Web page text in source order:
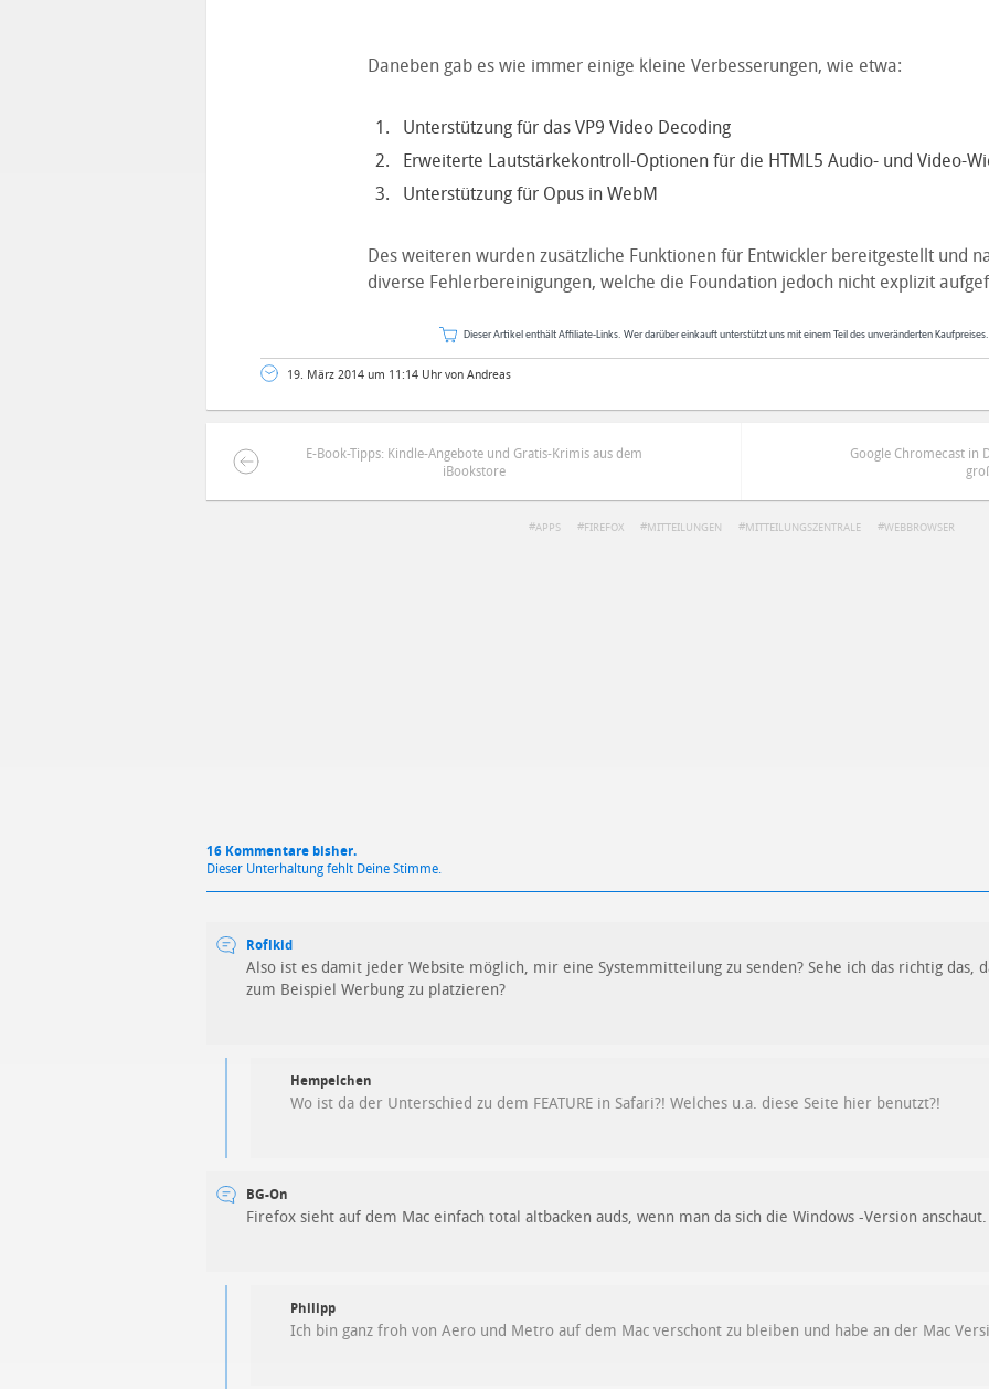
Daneben gab es wie immer einige kleine Verbesserungen, wie etwa:
Unterstützung für das VP9 Video Decoding
Erweiterte Lautstärkekontroll-Optionen für die HTML5 Audio- und Video-
Unterstützung für Opus in WebM
Des weiteren wurden zusätzliche Funktionen für Entwickler bereitgestellt und
diverse Fehlerbereinigungen, welche die Foundation jedoch nicht explizit
Dieser Artikel enthält Affiliate-Links. Wer darüber einkauft unterstützt uns mit einem Teil des unveränderten Kaufpreises.
19. März 2014 um 11:14 Uhr von Andreas
E-Book-Tipps: Kindle-Angebote und Gratis-Krimis aus dem
iBookstore
Google Chromecast in
APPS FIREFOX MITTEILUNGEN MITTEILUNGSZENTRALE WEBBROWSER
16 Kommentare bisher.
Dieser Unterhaltung fehlt Deine Stimme.
Roflkid
Also ist es damit jeder Website möglich, mir eine Systemmitteilung zu senden? Sehe ich das richtig das,
zum Beispiel Werbung zu platzieren?
Hempelchen
Wo ist da der Unterschied zu dem FEATURE in Safari?! Welches u.a. diese Seite hier benutzt?!
BG-On
Firefox sieht auf dem Mac einfach total altbacken auds, wenn man da sich die Windows -Version anschaut.
Philipp
Ich bin ganz froh von Aero und Metro auf dem Mac verschont zu bleiben und habe an der Mac